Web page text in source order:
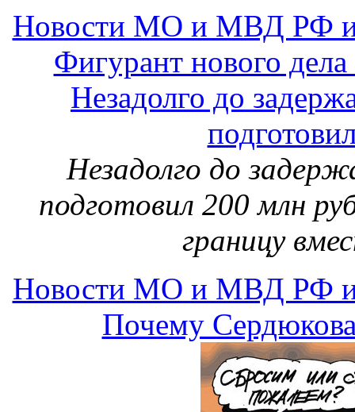
Новости МО и МВД РФ
Фигурант нового
Незадолго до
Незадолго до
подготовил 200 млн
границу
Новости МО и МВД РФ
Почему